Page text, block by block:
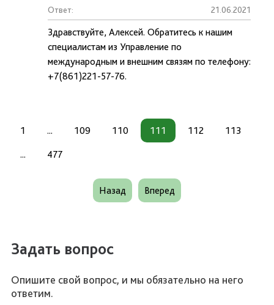
Ответ: 21.06.2021
Здравствуйте, Алексей. Обратитесь к нашим
специалистам из Управление по
международным и внешним связям по телефону:
+7(861)221-57-76.
1 ... 109 110 111 112 113
... 477
Назад Вперед
Задать вопрос
Опишите свой вопрос, и мы обязательно на него
ответим.